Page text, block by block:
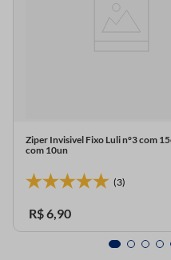
Ziper Invisivel Fixo Luli n°3 com
com 10un
(3)
R$6,90